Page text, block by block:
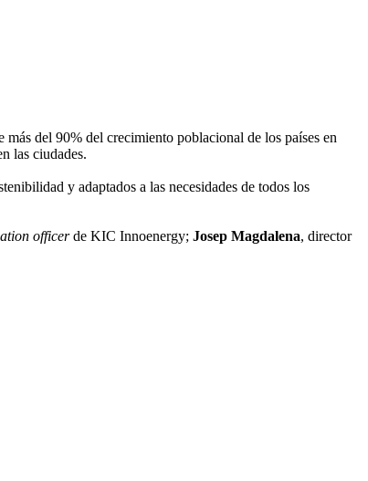
del 90% del crecimiento poblacional de los países en
las ciudades.
y adaptados a las necesidades de todos los
officerde KIC Innoenergy; Josep Magdalena, director